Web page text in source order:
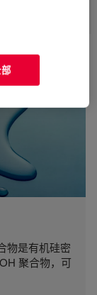
物是有机硅密
聚合物，可